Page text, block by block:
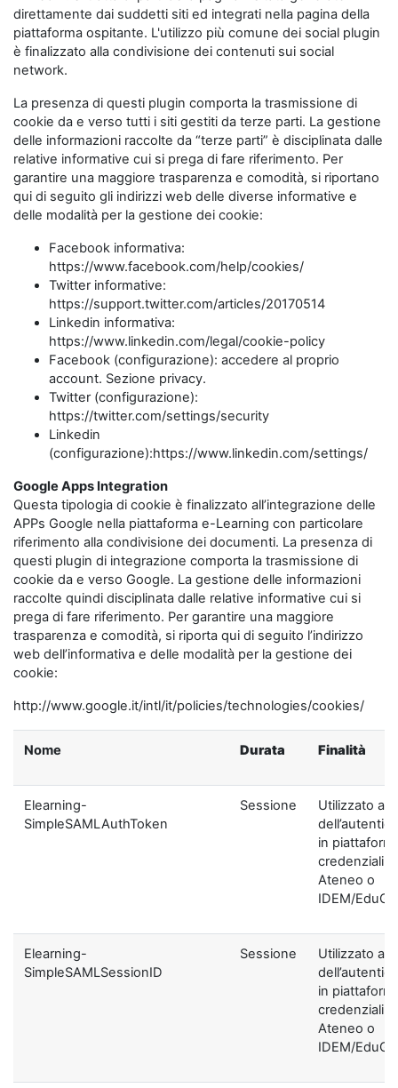
direttamente dai suddetti siti ed integrati nella pagina della
piattaforma ospitante. L'utilizzo più comune dei social plugin
è finalizzato alla condivisione dei contenuti sui social
network.
La presenza di questi plugin comporta la trasmissione di
cookie da e verso tutti i siti gestiti da terze parti. La gestione
delle informazioni raccolte da “terze parti” è disciplinata dalle
relative informative cui si prega di fare riferimento. Per
garantire una maggiore trasparenza e comodità, si riportano
qui di seguito gli indirizzi web delle diverse informative e
delle modalità per la gestione dei cookie:
Facebook informativa:
https://www.facebook.com/help/cookies/
Twitter informative:
https://support.twitter.com/articles/20170514
Linkedin informativa:
https://www.linkedin.com/legal/cookie-policy
Facebook (configurazione): accedere al proprio
account. Sezione privacy.
Twitter (configurazione):
https://twitter.com/settings/security
Linkedin
(configurazione):https://www.linkedin.com/settings/
Google Apps Integration
Questa tipologia di cookie è finalizzato all’integrazione delle
APPs Google nella piattaforma e-Learning con particolare
riferimento alla condivisione dei documenti. La presenza di
questi plugin di integrazione comporta la trasmissione di
cookie da e verso Google. La gestione delle informazioni
raccolte quindi disciplinata dalle relative informative cui si
prega di fare riferimento. Per garantire una maggiore
trasparenza e comodità, si riporta qui di seguito l’indirizzo
web dell’informativa e delle modalità per la gestione dei
cookie:
http://www.google.it/intl/it/policies/technologies/cookies/
Nome Durata Finalità
Elearning-
SimpleSAMLAuthToken
Sessione
Utilizzato ai
in
credenziali di
Ateneo o
IDEM/
Elearning-
SimpleSAMLSessionID
Sessione
Utilizzato ai
in
credenziali di
Ateneo o
IDEM/